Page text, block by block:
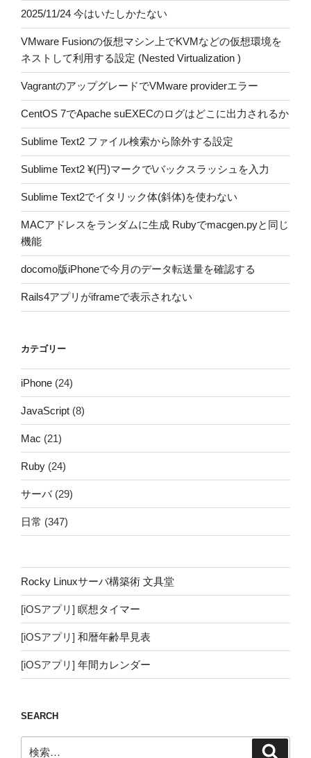
2025/11/24 今はいたしかたない
VMware Fusionの仮想マシン上でKVMなどの仮想環境を
ネストして利用する設定 (Nested Virtualization )
VagrantのアップグレードでVMware providerエラー
CentOS 7でApache suEXECのログはどこに出力されるか
Sublime Text2 ファイル検索から除外する設定
Sublime Text2 ¥(円)マークで\バックスラッシュを入力
Sublime Text2でイタリック体(斜体)を使わない
MACアドレスをランダムに生成 Rubyでmacgen.pyと同じ
機能
docomo版iPhoneで今月のデータ転送量を確認する
Rails4アプリがiframeで表示されない
カテゴリー
iPhone (24)
JavaScript (8)
Mac (21)
Ruby (24)
サーバ(29)
日常 (347)
Rocky Linuxサーバ構築術 文具堂
[iOSアプリ] 瞑想タイマー
[iOSアプリ] 和暦年齢早見表
[iOSアプリ] 年間カレンダー
SEARCH